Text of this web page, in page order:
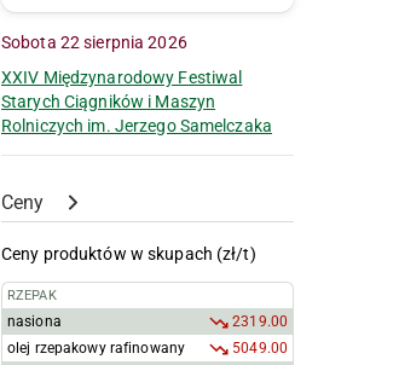
Sobota 22 sierpnia 2026
XXIV Międzynarodowy Festiwal
Starych Ciągników i Maszyn
Rolniczych im. Jerzego Samelczaka
Ceny
Ceny produktów w skupach (zł/t)
RZEPAK
nasiona
2319.00
olej rzepakowy rafinowany
5049.00